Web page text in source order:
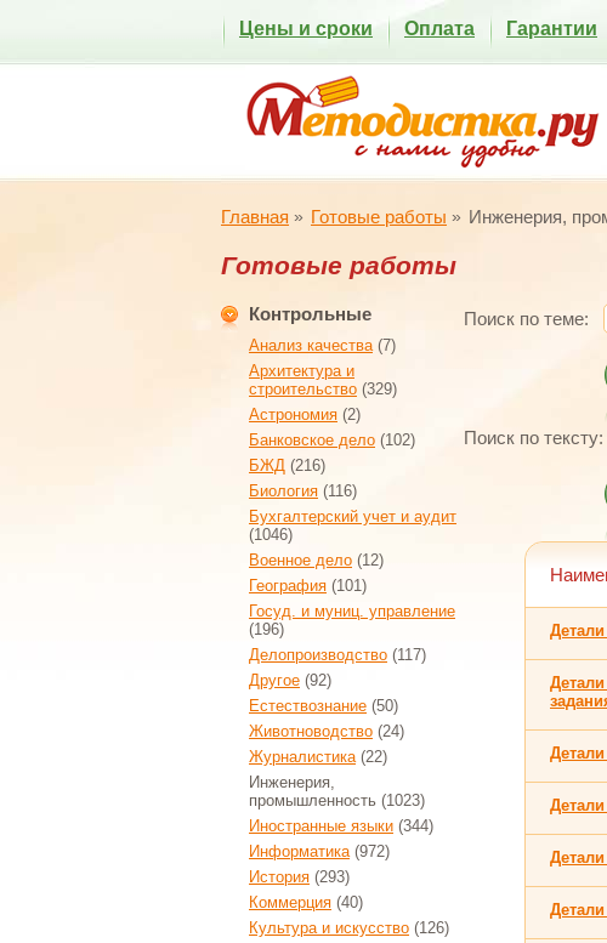
Цены и сроки Оплата Гарантии
Главная Готовые работы Инженерия,
Готовые работы
Контрольные
Анализ качества(7)
Архитектура и
строительство (329)
Астрономия (2)
Банковское дело (102)
БЖД (216)
Биология (116)
Бухгалтерский учет и аудит
(1046)
Военное дело (12)
География (101)
Госуд. и муниц. управление
(196)
Делопроизводство (117)
Другое (92)
Естествознание (50)
Животноводство (24)
Журналистика(22)
Инженерия,
промышленность (1023)
Иностранные языки (344)
Информатика(972)
История (293)
Коммерция (40)
Культура и искусство (126)
Поиск по теме:
Поиск по тексту: